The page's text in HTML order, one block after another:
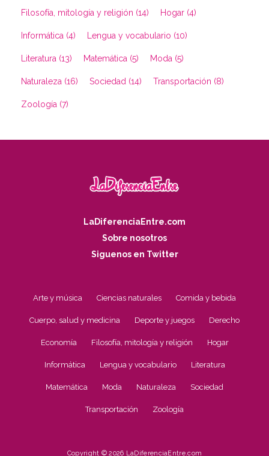
Filosofía, mitología y religión (14) Hogar (4)
Informática (4) Lengua y vocabulario (10)
Literatura (13) Matemática (5) Moda (5)
Naturaleza (16) Sociedad (14) Transportación (8)
Zoología (7)
LaDiferenciaEntre.com
Sobre nosotros
Siguenos en Twitter
Arte y música Ciencias naturales Comida y bebida
Cuerpo, salud y medicina Deporte y juegos Derecho
Economía Filosofía, mitología y religión Hogar
Informática Lengua y vocabulario Literatura
Matemática Moda Naturaleza Sociedad
Transportación Zoología
Copyright © 2026 LaDiferenciaEntre.com